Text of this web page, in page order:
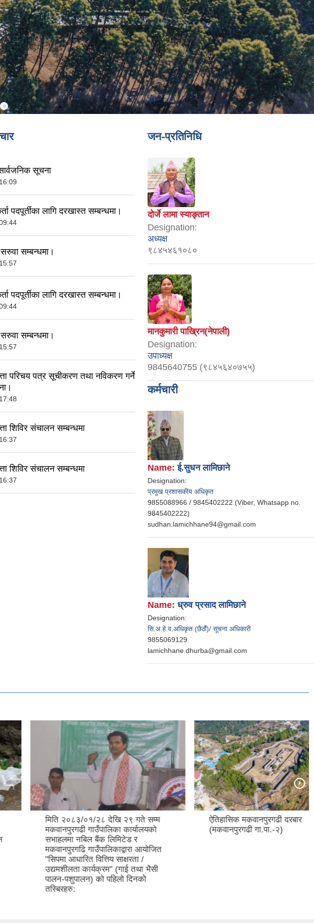
सूचना
पदपूर्तीका लागि दरखास्त सम्बन्धमा।
सम्बन्धमा।
पदपूर्तीका लागि दरखास्त सम्बन्धमा।
सम्बन्धमा।
परिचय पत्र सूचीकरण तथा नविकरण गर्ने
शिविर संचालन सम्बन्धमा
शिविर संचालन सम्बन्धमा
जन-प्रतिनिधि
दोर्जे लामा स्याङ्तान
Designation:
अध्यक्ष
९८४५४६१०८०
मानकुमारी पाख्रिन(नेपाली)
Designation:
उपाध्यक्ष
9845640755 (९८४५६४०७५५)
कर्मचारी
Name:ई.सुधन लामिछाने
Designation:
प्रमुख प्रशासकीय अधिकृत
9855088966 / 9845402222 (Viber, Whatsapp no.
9845402222)
sudhan.lamichhane94@gmail.com
Name: ध्रुव प्रसाद लामिछाने
Designation:
सि.अ.हे.व.अधिकृत (छैठौं)/ सूचना अधिकारी
9855069129
lamichhane.dhurba@gmail.com
मिति २०८३/०१/२८ देखि २९ गते सम्म
मकवानपुरगढी गाउँपालिका कार्यालयको
सभाहलमा नबिल बैंक लिमिटेड र
मकवानपुरगढि गाउँपालिकाद्वारा आयोजित
"सिपमा आधारित वित्तिय साक्षरता /
उद्यमशीलता कार्यक्रम" (गाई तथा भैसी
पालन-पशुपालन) को पहिलो दिनको
ऐतिहासिक मकवानपुरगढी दरबार
(मकवानपुरगढी गा.पा.-२)